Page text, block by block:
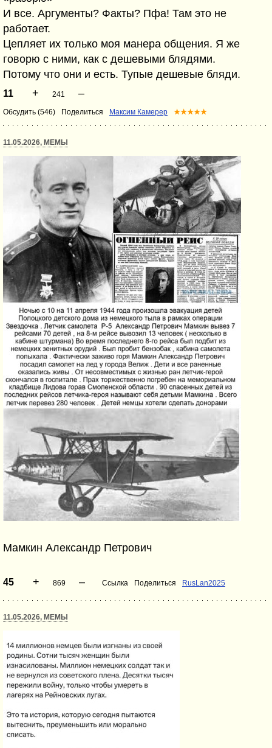
И все. Аргументы? Факты? Пфа! Там это не
работает.
Цепляет их только моя манера общения. Я же
говорю с ними, как с дешевыми блядями.
Потому что они и есть. Тупые дешевые бляди.
11 + 241 –
Обсудить (546) Поделиться Максим Камерер ★★★★★
11.05.2026, МЕМЫ
Мамкин Александр Петрович
45 + 869 – Ссылка Поделиться RusLan2025
11.05.2026, МЕМЫ